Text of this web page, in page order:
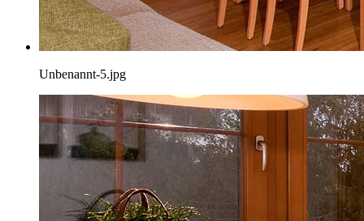
Unbenannt-5.jpg